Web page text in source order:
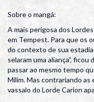
Sobre o mangá:
A mais perigosa dos
em Tempest. Para que os
do contexto de sua
selaram uma aliança”,
passar ao mesmo tempo
Milim. Mas contrariando as
vassalo do Lorde Carion